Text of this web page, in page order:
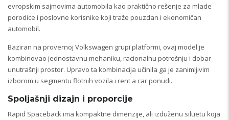
evropskim sajmovima automobila kao praktično rešenje za mlade
porodice i poslovne korisnike koji traže pouzdan i ekonomičan
automobil.
Baziran na provernoj Volkswagen grupi platformi, ovaj model je
kombinovao jednostavnu mehaniku, racionalnu potrošnju i dobar
unutrašnji prostor. Upravo ta kombinacija učinila ga je zanimljivim
izborom u segmentu flotnih vozila i rent a car ponudi.
Spoljašnji dizajn i proporcije
Rapid Spaceback ima kompaktne dimenzije, ali izduženu siluetu koja